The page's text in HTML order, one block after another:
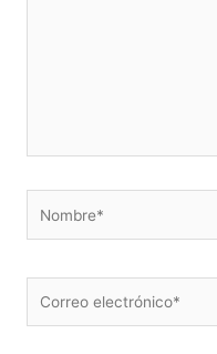
electrónico*